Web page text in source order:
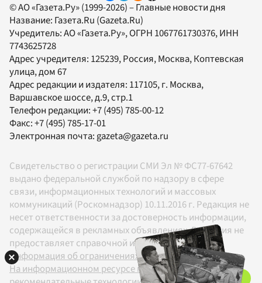
© АО «Газета.Ру» (1999-2026) – Главные новости дня
Название: Газета.Ru (Gazeta.Ru)
Учредитель:АО «Газета.Ру», ОГРН 1067761730376, ИНН
7743625728
Адрес учредителя: 125239, Россия, Москва, Коптевская
улица, дом 67
Адрес редакции и издателя: 117105, г. Москва,
Варшавское шоссе, д.9, стр.1
Телефон редакции:+7 (495) 785-00-12
Факс:+7 (495) 785-17-01
Электронная почта:gazeta@gazeta.ru
Свидетельство о регистрации СМИ Эл № ФС77-67642
выдано федеральной службой по надзору в сфере
связи, информационных технологий и массовых
коммуникаций (Роскомнадзор) 10.11.2016 г. Редакция не
несет ответственности за достоверность информации,
содержащейся в рекламных объявлениях. Редакция не
предоставляет справочной информации.
Информация об ограничениях
На информационном ресурсе применяются